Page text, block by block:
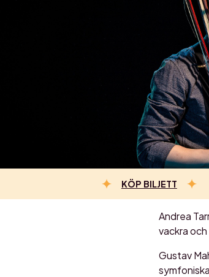
KÖP BILJETT
Andrea
vackra
Gustav